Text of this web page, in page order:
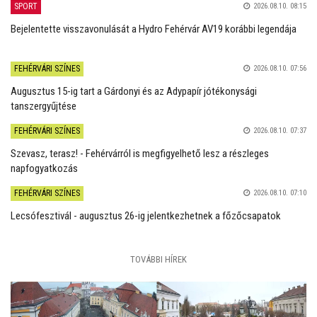
SPORT 2026.08.10. 08:15
Bejelentette visszavonulását a Hydro Fehérvár AV19 korábbi legendája
FEHÉRVÁRI SZÍNES 2026.08.10. 07:56
Augusztus 15-ig tart a Gárdonyi és az Adypapír jótékonysági
tanszergyűjtése
FEHÉRVÁRI SZÍNES 2026.08.10. 07:37
Szevasz, terasz! - Fehérvárról is megfigyelhető lesz a részleges
napfogyatkozás
FEHÉRVÁRI SZÍNES 2026.08.10. 07:10
Lecsófesztivál - augusztus 26-ig jelentkezhetnek a főzőcsapatok
TOVÁBBI HÍREK